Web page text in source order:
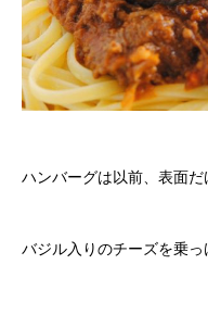
ハンバーグは以前、表面だ
バジル入りのチーズを乗っ